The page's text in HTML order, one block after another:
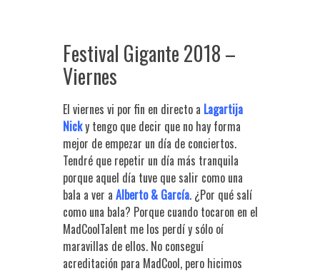
Festival Gigante 2018 –
Viernes
El viernes vi por fin en directo a Lagartija
Nicky tengo que decir que no hay forma
mejor de empezar un día de conciertos.
Tendré que repetir un día más tranquila
porque aquel día tuve que salir como una
bala a ver a Alberto & García. ¿Por qué salí
como una bala? Porque cuando tocaron en el
MadCoolTalent me los perdí y sólo oí
maravillas de ellos. No conseguí
acreditación para MadCool, pero hicimos